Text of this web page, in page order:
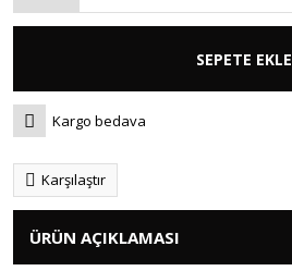
SEPETE EKLE
Kargo bedava
Karşılaştır
ÜRÜN AÇIKLAMASI